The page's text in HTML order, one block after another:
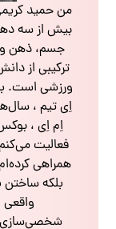
من حمید
بیش از سه
جسم، ذهن
ترکیبی از
ورزشی است.
اِی تیم ،
اِم اِی ،
فعالیت
همراهی
بلکه ساختن
واقعی